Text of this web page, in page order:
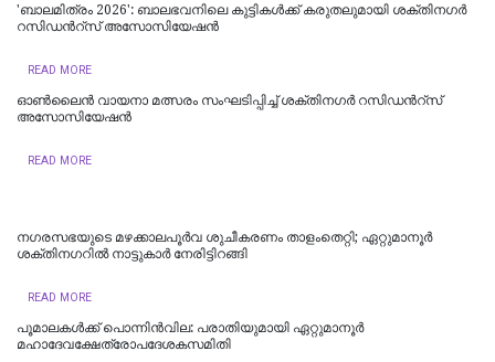
'ബാലമിത്രം 2026': ബാലഭവനിലെ കുട്ടികൾക്ക് കരുതലുമായി ശക്തിനഗർ
റസിഡന്‍റ്സ് അസോസിയേഷന്‍
READ MORE
ഓൺലൈൻ വായനാ മത്സരം സംഘടിപ്പിച്ച് ശക്തിനഗർ റസിഡന്‍റ്സ്
അസോസിയേഷൻ
READ MORE
നഗരസഭയുടെ മഴക്കാലപൂർവ ശുചീകരണം താളംതെറ്റി; ഏറ്റുമാനൂർ
ശക്തിനഗറിൽ നാട്ടുകാർ നേരിട്ടിറങ്ങി
READ MORE
പൂമാലകള്‍ക്ക് പൊന്നിന്‍വില: പരാതിയുമായി ഏറ്റുമാനൂര്‍
മഹാദേവക്ഷേത്രോപദേശകസമിതി